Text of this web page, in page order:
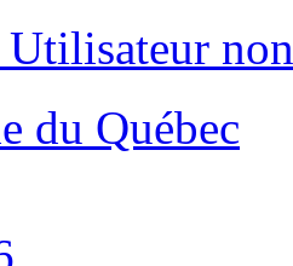
Utilisateur
du Québec